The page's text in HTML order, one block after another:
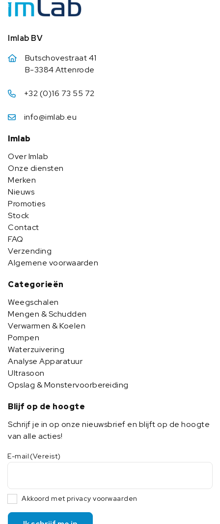
Imlab BV
Butschovestraat 41
B-3384 Attenrode
+32 (0)16 73 55 72
info@imlab.eu
Imlab
Over Imlab
Onze diensten
Merken
Nieuws
Promoties
Stock
Contact
FAQ
Verzending
Algemene voorwaarden
Categorieën
Weegschalen
Mengen & Schudden
Verwarmen & Koelen
Pompen
Waterzuivering
Analyse Apparatuur
Ultrasoon
Opslag & Monstervoorbereiding
Blijf op de hoogte
Schrijf je in op onze nieuwsbrief en blijft op de hoogte
van alle acties!
E-mail (Vereist)
Akkoord met privacy voorwaarden